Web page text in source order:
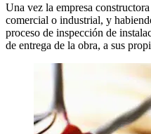
Una vez la empresa
comercial o industrial, y
proceso de inspección de
de entrega de la obra, a sus